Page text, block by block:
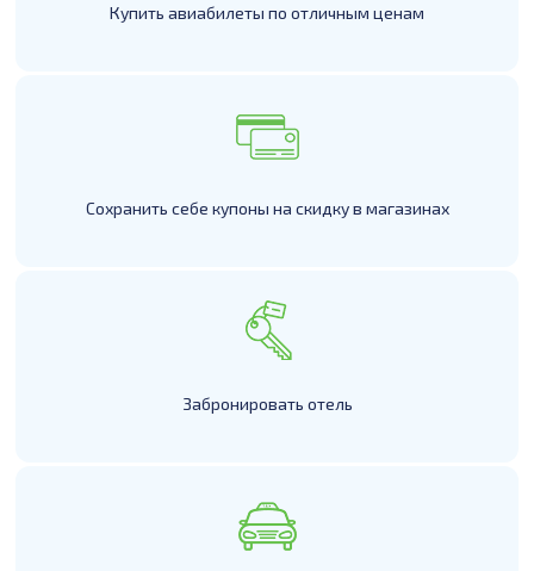
Купить авиабилеты по отличным ценам
Сохранить себе купоны на скидку в магазинах
Забронировать отель